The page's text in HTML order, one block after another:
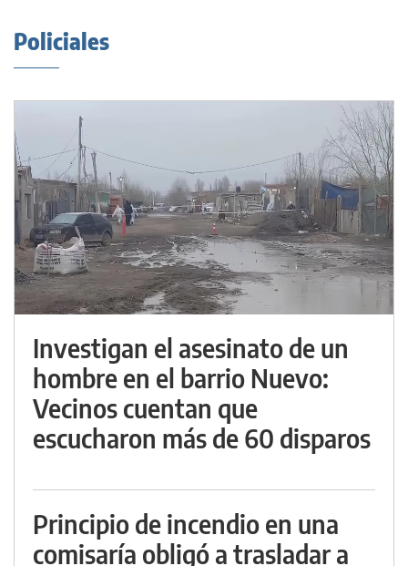
Policiales
Investigan el asesinato de un
hombre en el barrio Nuevo:
Vecinos cuentan que
escucharon más de 60 disparos
Principio de incendio en una
comisaría obligó a trasladar a